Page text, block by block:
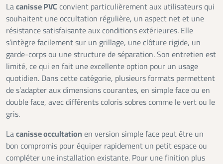
Lacanisse PVC convient particulièrement aux utilisateurs qui
souhaitent une occultation régulière, un aspect net et une
résistance satisfaisante aux conditions extérieures. Elle
s’intègre facilement sur un grillage, une clôture rigide, un
garde-corps ou une structure de séparation. Son entretien est
limité, ce qui en fait une excellente option pour un usage
quotidien. Dans cette catégorie, plusieurs formats permettent
de s’adapter aux dimensions courantes, en simple face ou en
double face, avec différents coloris sobres comme le vert ou le
gris.
Lacanisse occultation en version simple face peut être un
bon compromis pour équiper rapidement un petit espace ou
compléter une installation existante. Pour une finition plus